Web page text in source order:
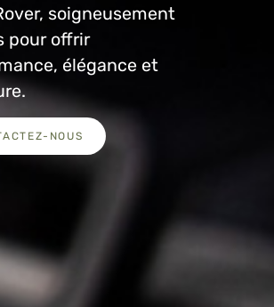
soigneusement
pour offrir
élégance et
NOUS